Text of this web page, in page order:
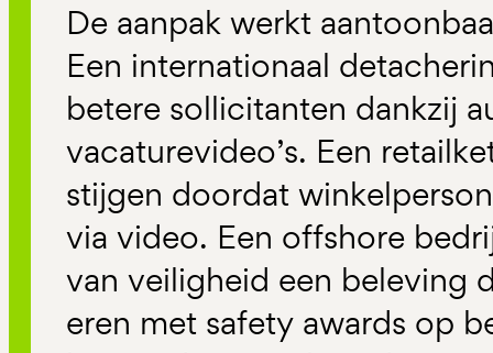
De aanpak werkt
Een internationaal
betere sollicitanten dankzij
vacaturevideo’s. Een
stijgen doordat
via video. Een offshore
van veiligheid een beleving
eren met safety awards op